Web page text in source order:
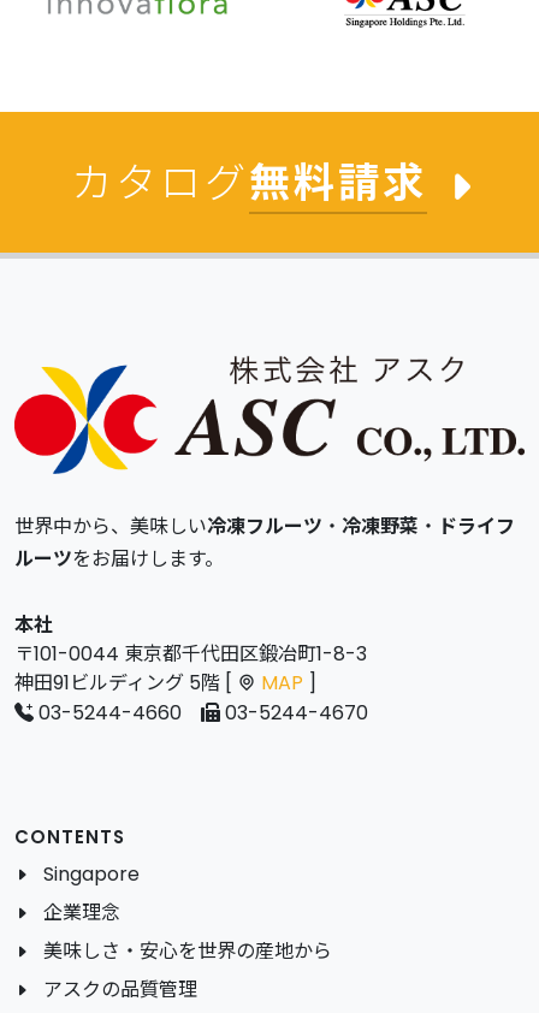
カタログ無料請求
世界中から、美味しい冷凍フルーツ ・ 冷凍野菜 ・ ドライフ
ルーツをお届けします。
本社
〒101-0044 東京都千代田区鍛冶町1-8-3
神田91ビルディング 5階 [
MAP ]
03-5244-4660
03-5244-4670
CONTENTS
Singapore
企業理念
美味しさ・安心を世界の産地から
アスクの品質管理